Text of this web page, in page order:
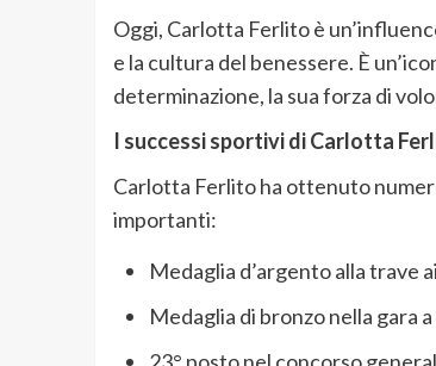
Oggi, Carlotta Ferlito è
e la cultura del benessere. È
determinazione, la sua forza di
I successi sportivi di Carlotta
Carlotta Ferlito ha ottenuto
importanti:
Medaglia d’argento alla trave
Medaglia di bronzo nella gara